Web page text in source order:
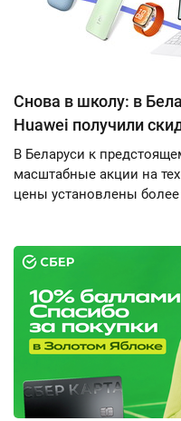
Снова в школу: в
Huawei получили
В Беларуси к
масштабные акции на
цены установлены